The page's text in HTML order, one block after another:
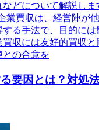
などについて解説し
業買収は、経営陣が
する手法で、目的に
収には友好的買収と
との合意を
要因とは？対処